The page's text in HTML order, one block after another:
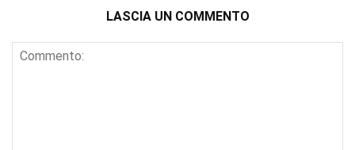
LASCIA UN COMMENTO